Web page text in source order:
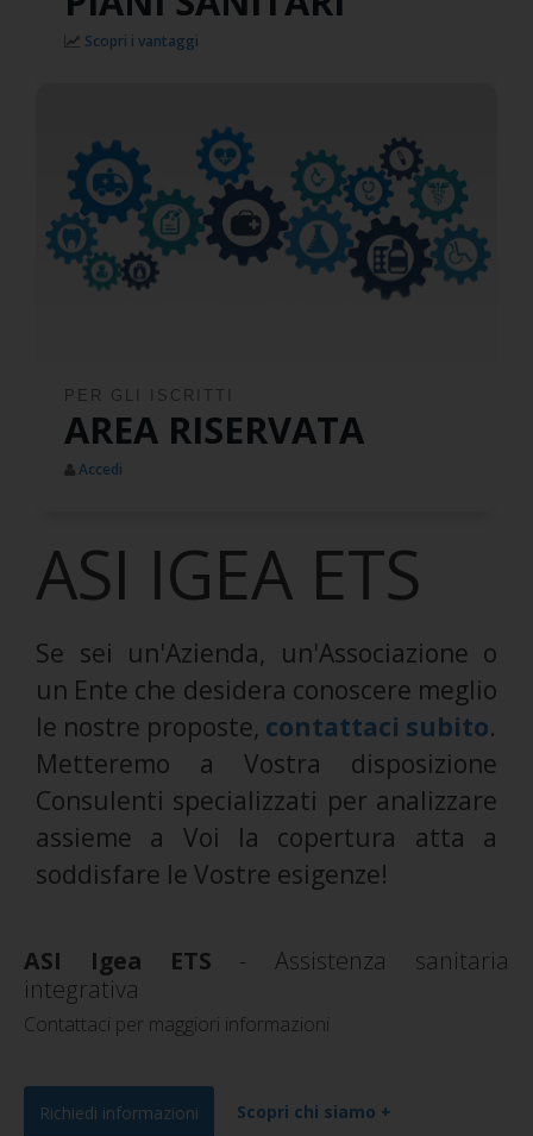
Scopri i vantaggi
PER GLI ISCRITTI
AREA RISERVATA
Accedi
ASI IGEA ETS
Se sei un'Azienda, un'Associazione o
un Ente che desidera conoscere meglio
le nostre proposte, contattaci subito.
Metteremo a Vostra disposizione
Consulenti specializzati per analizzare
assieme a Voi la copertura atta a
soddisfare le Vostre esigenze!
ASI Igea ETS - Assistenza sanitaria
integrativa
Contattaci per maggiori informazioni
Richiedi informazioni Scopri chi siamo +